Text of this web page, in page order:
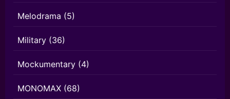
Melodrama (5)
Military (36)
Mockumentary (4)
MONOMAX (68)